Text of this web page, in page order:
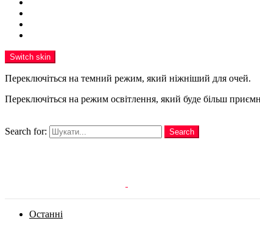
Switch skin
Переключіться на темний режим, який ніжніший для очей.
Переключіться на режим освітлення, який буде більш
Search for:
Search
Останні